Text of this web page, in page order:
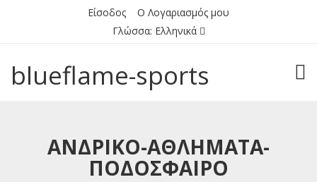
Είσοδος
Ο Λογαριασμός μου
Γλώσσα: Ελληνικά
blueflame-sports
ΑΝΔΡΙΚΟ-ΑΘΛΗΜΑΤΑ-
ΠΟΔΟΣΦΑΙΡΟ